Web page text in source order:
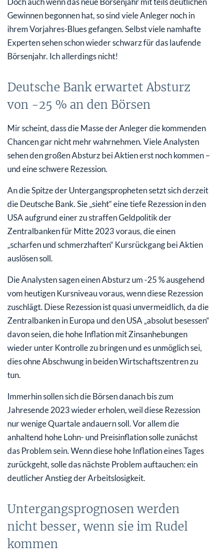
Gewinnen begonnen hat, so sind viele Anleger noch in
ihrem Vorjahres-Blues gefangen. Selbst viele namhafte
Experten sehen schon wieder schwarz für das laufende
Börsenjahr. Ich allerdings nicht!
Deutsche Bank erwartet Absturz
von -25 % an den Börsen
Mir scheint, dass die Masse der Anleger die kommenden
Chancen gar nicht mehr wahrnehmen. Viele Analysten
sehen den großen Absturz bei Aktien erst noch kommen –
und eine schwere Rezession.
An die Spitze der Untergangspropheten setzt sich derzeit
die Deutsche Bank. Sie „sieht“ eine tiefe Rezession in den
USA aufgrund einer zu straffen Geldpolitik der
Zentralbanken für Mitte 2023 voraus, die einen
„scharfen und schmerzhaften“ Kursrückgang bei Aktien
auslösen soll.
Die Analysten sagen einen Absturz um -25 % ausgehend
vom heutigen Kursniveau voraus, wenn diese Rezession
zuschlägt. Diese Rezession ist quasi unvermeidlich, da die
Zentralbanken in Europa und den USA „absolut besessen“
davon seien, die hohe Inflation mit Zinsanhebungen
wieder unter Kontrolle zu bringen und es unmöglich sei,
dies ohne Abschwung in beiden Wirtschaftszentren zu
tun.
Immerhin sollen sich die Börsen danach bis zum
Jahresende 2023 wieder erholen, weil diese Rezession
nur wenige Quartale andauern soll. Vor allem die
anhaltend hohe Lohn- und Preisinflation solle zunächst
das Problem sein. Wenn diese hohe Inflation eines Tages
zurückgeht, solle das nächste Problem auftauchen: ein
deutlicher Anstieg der Arbeitslosigkeit.
Untergangsprognosen werden
nicht besser, wenn sie im Rudel
kommen